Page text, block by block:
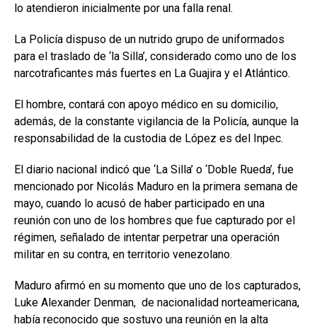
lo atendieron inicialmente por una falla renal.
La Policía dispuso de un nutrido grupo de uniformados
para el traslado de ‘la Silla’, considerado como uno de los
narcotraficantes más fuertes en La Guajira y el Atlántico.
El hombre, contará con apoyo médico en su domicilio,
además, de la constante vigilancia de la Policía, aunque la
responsabilidad de la custodia de López es del Inpec.
El diario nacional indicó que ‘La Silla’ o ‘Doble Rueda’, fue
mencionado por Nicolás Maduro en la primera semana de
mayo, cuando lo acusó de haber participado en una
reunión con uno de los hombres que fue capturado por el
régimen, señalado de intentar perpetrar una operación
militar en su contra, en territorio venezolano.
Maduro afirmó en su momento que uno de los capturados,
Luke Alexander Denman, de nacionalidad norteamericana,
había reconocido que sostuvo una reunión en la alta